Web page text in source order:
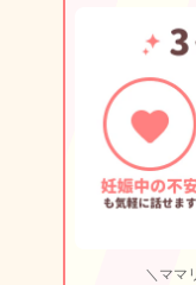
＼ママ